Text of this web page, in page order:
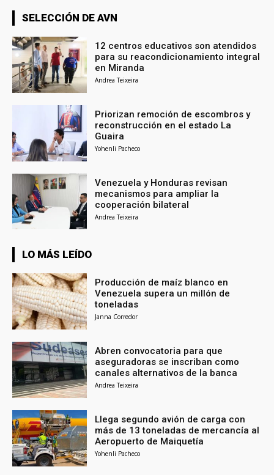
SELECCIÓN DE AVN
12 centros educativos son atendidos
para su reacondicionamiento integral
en Miranda
Andrea Teixeira
Priorizan remoción de escombros y
reconstrucción en el estado La
Guaira
Yohenli Pacheco
Venezuela y Honduras revisan
mecanismos para ampliar la
cooperación bilateral
Andrea Teixeira
LO MÁS LEÍDO
Producción de maíz blanco en
Venezuela supera un millón de
toneladas
Janna Corredor
Abren convocatoria para que
aseguradoras se inscriban como
canales alternativos de la banca
Andrea Teixeira
Llega segundo avión de carga con
más de 13 toneladas de mercancía al
Aeropuerto de Maiquetía
Yohenli Pacheco